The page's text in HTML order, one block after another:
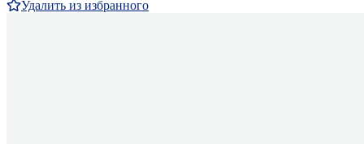
Удалить из избранного